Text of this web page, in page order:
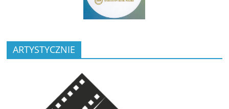
ARTYSTYCZNIE